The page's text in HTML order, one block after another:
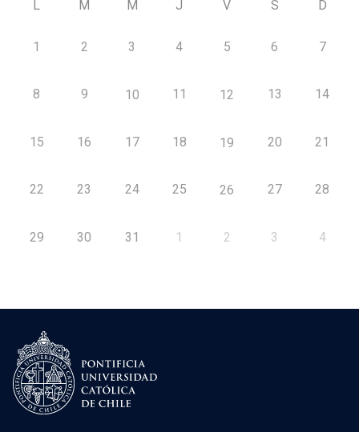
L M M J V S D
1 2 3 4 5 6 7
8 9 10 11 12 13 14
15 16 17 18 19 20 21
22 23 24 25 26 27 28
29 30 31 1 2 3 4